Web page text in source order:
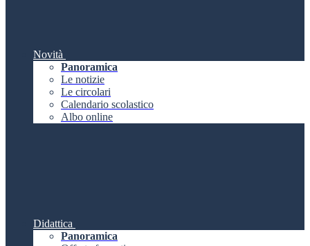
Novità
Panoramica
Le notizie
Le circolari
Calendario scolastico
Albo online
Didattica
Panoramica